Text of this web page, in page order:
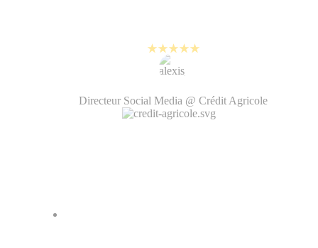
Directeur Social Media @ Crédit Agricole